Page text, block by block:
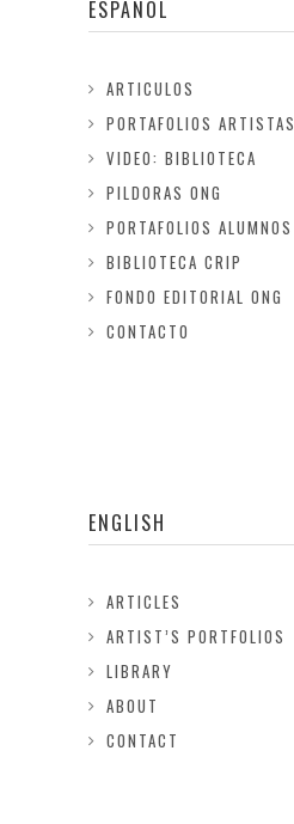
ESPAÑOL
ARTICULOS
PORTAFOLIOS ARTISTAS
VIDEO: BIBLIOTECA
PILDORAS ONG
PORTAFOLIOS ALUMNOS
BIBLIOTECA CRIP
FONDO EDITORIAL ONG
CONTACTO
ENGLISH
ARTICLES
ARTIST’S PORTFOLIOS
LIBRARY
ABOUT
CONTACT